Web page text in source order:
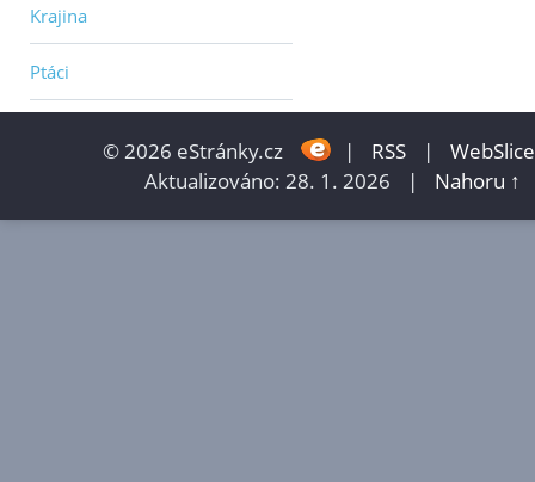
Krajina
Ptáci
© 2026 eStránky.cz | RSS |
WebSlice
Aktualizováno: 28. 1. 2026
| Nahoru ↑